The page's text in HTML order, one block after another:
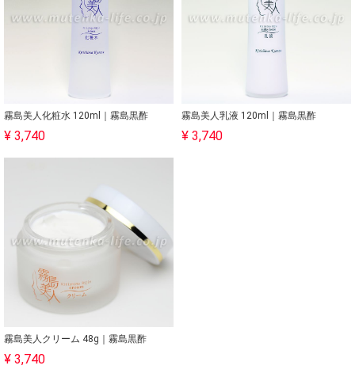
霧島美人化粧水 120ml｜霧島黒酢
¥ 3,740
霧島美人乳液 120ml｜霧島黒酢
¥ 3,740
霧島美人クリーム 48g｜霧島黒酢
¥ 3,740